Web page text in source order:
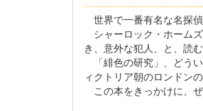
世界で一番有名な名探
シャーロック・ホーム
き、意外な犯人、と、読
「緋色の研究」、どう
ィクトリア朝のロンド
この本をきっかけに、